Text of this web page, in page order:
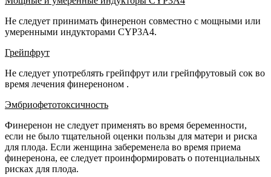
Не следует принимать финеренон совместно с мощными или
умеренными индукторами CYP3A4.
Грейпфрут
Не следует употреблять грейпфрут или грейпфрутовый сок во
время лечения финереноном .
Эмбриофетотоксичность
Финеренон не следует применять во время беременности,
если не было тщательной оценки пользы для матери и риска
для плода. Если женщина забеременела во время приема
финеренона, ее следует проинформировать о потенциальных
рисках для плода.